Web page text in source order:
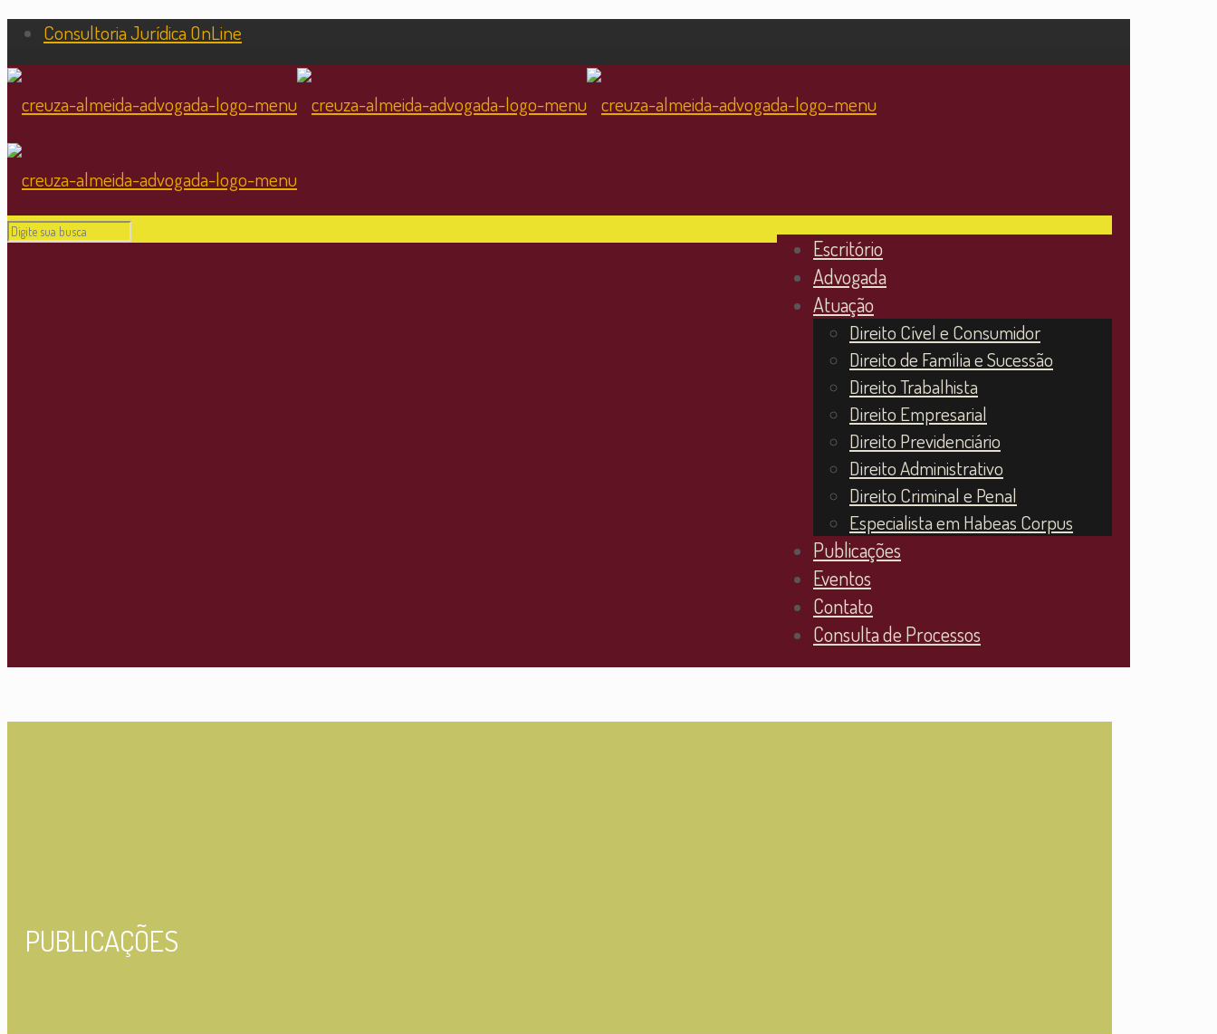
Consultoria Jurídica OnLine
Escritório
Advogada
Atuação
Direito Cível e Consumidor
Direito de Família e Sucessão
Direito Trabalhista
Direito Empresarial
Direito Previdenciário
Direito Administrativo
Direito Criminal e Penal
Especialista em Habeas Corpus
Publicações
Eventos
Contato
Consulta de Processos
PUBLICAÇÕES